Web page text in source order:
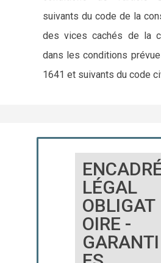
suivants du code de la
des vices cachés de la
dans les conditions
1641 et suivants du code
LÉGAL
OBLIGAT
OIRE -
GARANTI